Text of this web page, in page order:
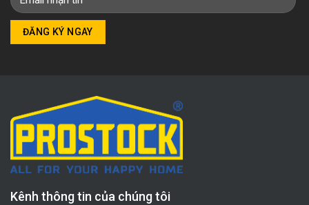
Kênh thông tin của chúng tôi